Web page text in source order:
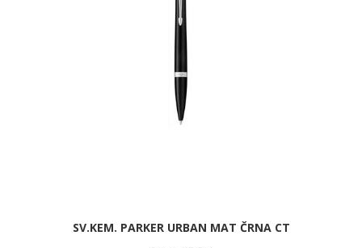
SV.KEM. PARKER URBAN MAT ČRNA CT